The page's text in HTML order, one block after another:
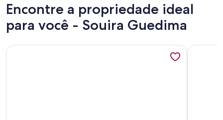
Encontre a propriedade ideal
para você - Souira Guedima
Mais informações sobre Villa Second Rang Front de mer
Mais